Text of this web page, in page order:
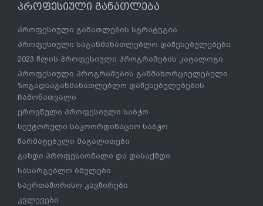
პროფესიული განათლება
პროფესიული განათლების სტრატეგია
პროფესიული საგანმანათლებლო დაწესებულებები
2023 წლის პროფესიული პროგრამების კატალოგი
პროფესიული პროგრამების განმახორციელებელი
ზოგადსაგანმანათლებლო დაწესებულებების
ჩამონათვალი
ეროვნული პროფესიული საბჭო
სექტორული საკოორდინაციო საბჭო
წარმატებული მაგალითები
გახდი პროფესიონალი და დასაქმდი
სასარგებლო ბმულები
საერთაშორისო კავშირები
კვლევები